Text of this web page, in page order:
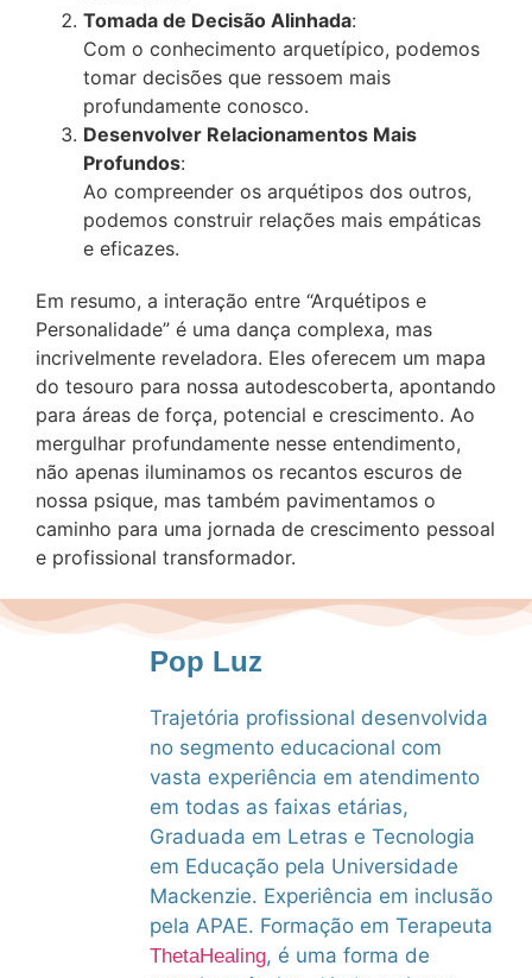
Tomada de Decisão Alinhada:
Com o conhecimento arquetípico, podemos
tomar decisões que ressoem mais
profundamente conosco.
Desenvolver Relacionamentos Mais
Profundos:
Ao compreender os arquétipos dos outros,
podemos construir relações mais empáticas
e eficazes.
Em resumo, a interação entre “Arquétipos e
Personalidade” é uma dança complexa, mas
incrivelmente reveladora. Eles oferecem um mapa
do tesouro para nossa autodescoberta, apontando
para áreas de força, potencial e crescimento. Ao
mergulhar profundamente nesse entendimento,
não apenas iluminamos os recantos escuros de
nossa psique, mas também pavimentamos o
caminho para uma jornada de crescimento pessoal
e profissional transformador.
Pop Luz
Trajetória profissional desenvolvida
no segmento educacional com
vasta experiência em atendimento
em todas as faixas etárias,
Graduada em Letras e Tecnologia
em Educação pela Universidade
Mackenzie. Experiência em inclusão
pela APAE. Formação em Terapeuta
ThetaHealing, é uma forma de